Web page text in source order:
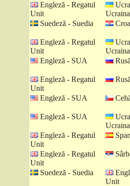
Engleză - Regatul
Unit
Ucraina
Suedeză - Suedia
Engleză - Regatul
Unit
Ucraina
Engleză - SUA
Engleză - Regatul
Unit
Engleză - SUA
Engleză - SUA
Ucraina
Engleză - Regatul
Unit
Engleză - Regatul
Unit
Suedeză - Suedia
Unit